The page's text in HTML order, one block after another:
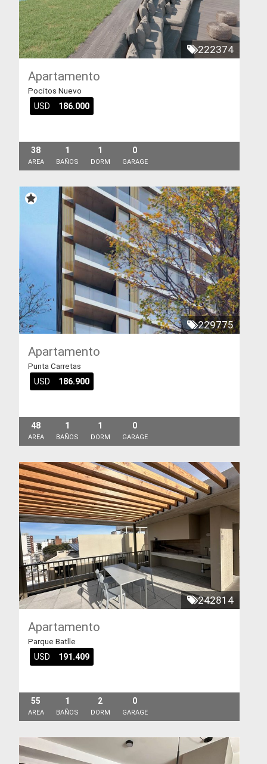
222374
Apartamento
Pocitos Nuevo
USD 186.000
38
AREA
1
BAÑOS
1
DORM
0
GARAGE
229775
Apartamento
Punta Carretas
USD 186.900
48
AREA
1
BAÑOS
1
DORM
0
GARAGE
242814
Apartamento
Parque Batlle
USD 191.409
55
AREA
1
BAÑOS
2
DORM
0
GARAGE